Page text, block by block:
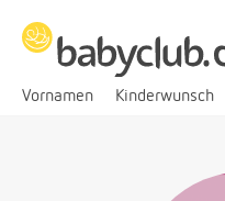
Vornamen Kinderwunsch